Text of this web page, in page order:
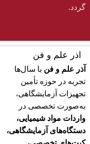
گردد.
اذر علم و فن
آذر علم و فن با سال‌ها
تجربه در حوزه تأمین
تجهیزات آزمایشگاهی،
به‌صورت تخصصی در
واردات مواد شیمیایی،
دستگاه‌های آزمایشگاهی،